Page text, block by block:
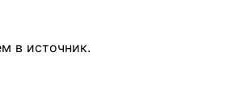
в источник.